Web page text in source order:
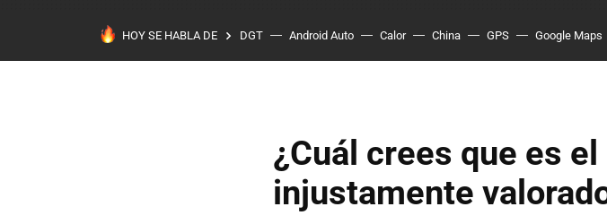
HOY SE HABLA DE DGT Android Auto Calor China GPS Google Maps
¿Cuál crees que es
injustamente